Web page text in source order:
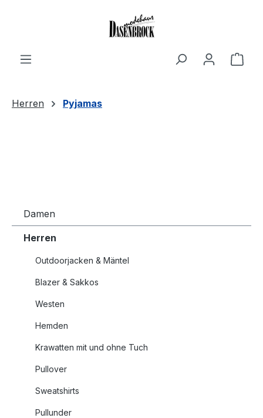
Herren Pyjamas
Damen
Herren
Outdoorjacken & Mäntel
Blazer & Sakkos
Westen
Hemden
Krawatten mit und ohne Tuch
Pullover
Sweatshirts
Pullunder